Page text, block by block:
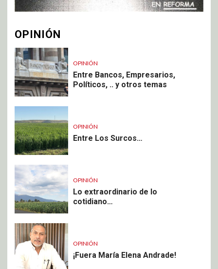
OPINIÓN
OPINIÓN
Entre Bancos, Empresarios,
Políticos, .. y otros temas
OPINIÓN
Entre Los Surcos…
OPINIÓN
Lo extraordinario de lo
cotidiano…
OPINIÓN
¡Fuera María Elena Andrade!